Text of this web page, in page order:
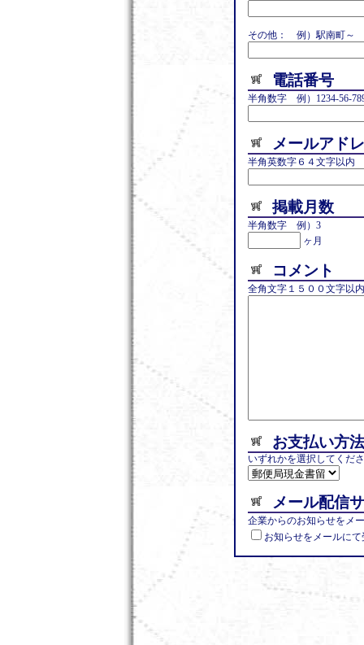
その他： 例）駅南町～
電話番号
半角数字 例）1234-56-
メールアド
半角英数字６４文字以内
掲載月数
半角数字 例）3
ヶ月
コメント
全角文字１５００文字以
お支払い方法
いずれかを選択してくだ
メール配信
企業からのお知らせをメ
お知らせをメールに